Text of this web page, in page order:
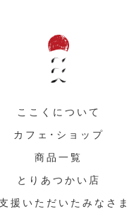
ここくについて
カフェ・ショップ
商品一覧
とりあつかい店
援いただいたみなさま